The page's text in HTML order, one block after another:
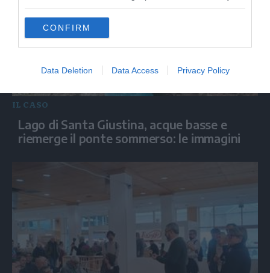
CONFIRM
Data Deletion Data Access Privacy Policy
IL CASO
Lago di Santa Giustina, acque basse e
riemerge il ponte sommerso: le immagini